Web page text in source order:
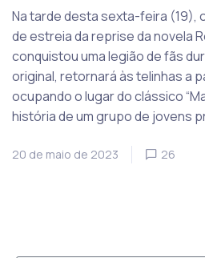
Na tarde desta sexta-feira (19),
de estreia da reprise da novela
conquistou uma legião de fãs
original, retornará às telinhas a
ocupando o lugar do clássico
história de um grupo de jovens
20 de maio de 2023 26